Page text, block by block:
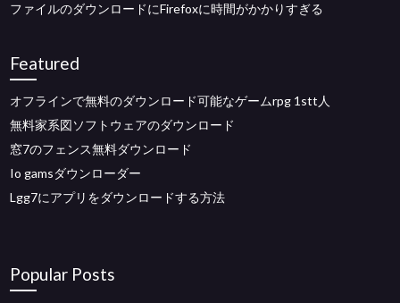
ファイルのダウンロードにFirefoxに時間がかかりすぎる
Featured
オフラインで無料のダウンロード可能なゲームrpg 1stt人
無料家系図ソフトウェアのダウンロード
窓7のフェンス無料ダウンロード
Io gamsダウンローダー
Lgg7にアプリをダウンロードする方法
Popular Posts